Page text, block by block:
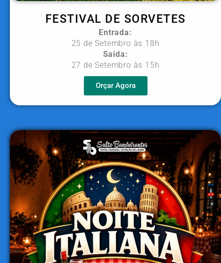
FESTIVAL DE SORVETES
Entrada:
25 de Setembro às 18h
Saída:
27 de Setembro às 15h
Orçar Agora